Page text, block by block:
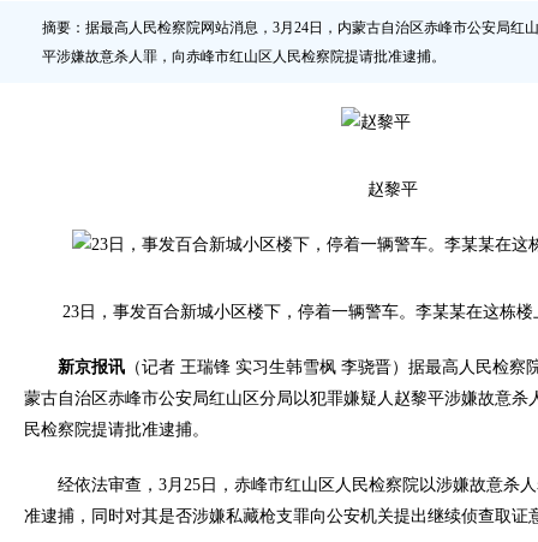
摘要：据最高人民检察院网站消息，3月24日，内蒙古自治区赤峰市公安局红
平涉嫌故意杀人罪，向赤峰市红山区人民检察院提请批准逮捕。
赵黎平
23日，事发百合新城小区楼下，停着一辆警车。李某某在这栋楼
新京报讯 （记者 王瑞锋 实习生韩雪枫 李骁晋）据最高人民检察
蒙古自治区赤峰市公安局红山区分局以犯罪嫌疑人赵黎平涉嫌故意杀
民检察院提请批准逮捕。
经依法审查，3月25日，赤峰市红山区人民检察院以涉嫌故意杀人
准逮捕，同时对其是否涉嫌私藏枪支罪向公安机关提出继续侦查取证